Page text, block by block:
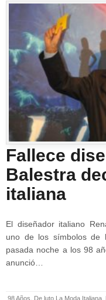
Fallece
Balestra
italiana
El diseñador italiano
uno de los símbolos de
pasada noche a los 98
anunció…
98 Años De luto La Moda Italiana